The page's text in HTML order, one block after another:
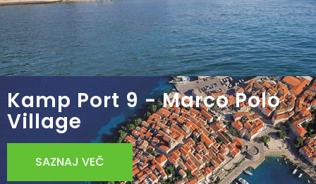
Kamp Port 9 - Marco Polo
Village
SAZNAJ VEČ